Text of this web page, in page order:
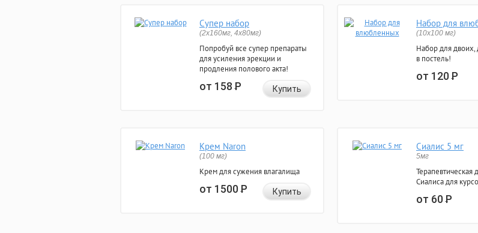
Супер набор
(2х160мг, 4х80мг)
Попробуй все супер препараты
для усиления эрекции и
продления полового акта!
от 158Р Купить
Набор для
(10х100 мг)
Набор для двоих,
в постель!
от 120Р
Крем Naron
(100 мг)
Крем для сужения влагалища
от 1500Р Купить
Сиалис 5 мг
5мг
Терапевтическая
Сиалиса для
от 60Р